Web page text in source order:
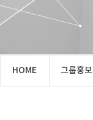
HOME 그룹홍보